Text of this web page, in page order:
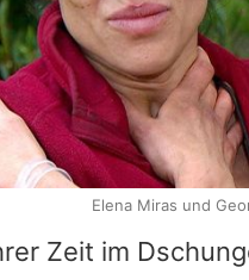
Zeit im
Elena Miras und